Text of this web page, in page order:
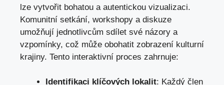
lze vytvořit bohatou a autentickou vizualizaci.
Komunitní setkání, workshopy a diskuze
umožňují jednotlivcům sdílet své názory a
vzpomínky, což může obohatit zobrazení kulturní
krajiny. Tento interaktivní proces zahrnuje:
Identifikaci klíčových lokalit: Každý člen